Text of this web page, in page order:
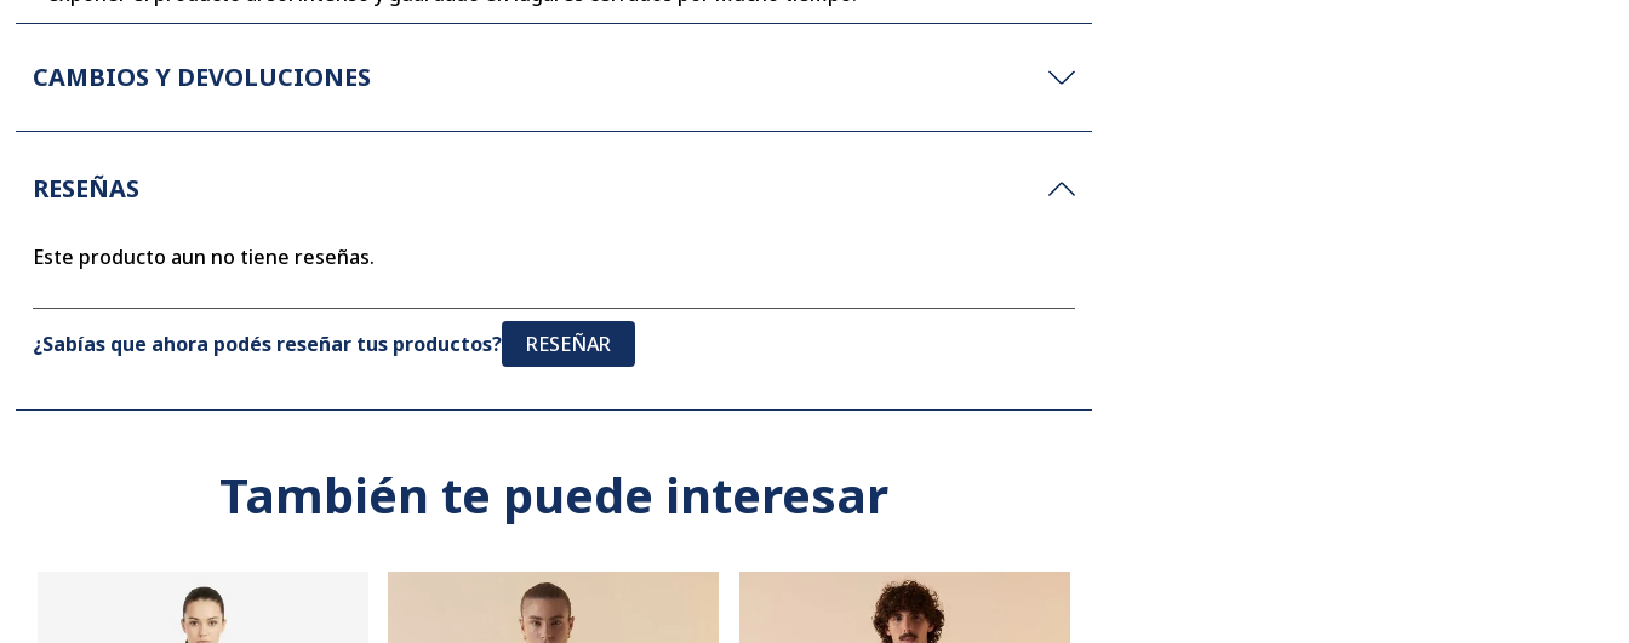
CAMBIOS Y DEVOLUCIONES
RESEÑAS
Este producto aun no tiene reseñas.
¿Sabías que ahora podés reseñar tus productos? RESEÑAR
También te puede interesar